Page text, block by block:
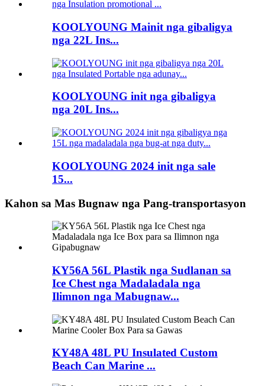
KOOLYOUNG Mainit nga gibaligya
nga 22L Ins...
KOOLYOUNG init nga gibaligya
nga 20L Ins...
KOOLYOUNG 2024 init nga sale
15...
Kahon sa Mas Bugnaw nga Pang-transportasyon
KY56A 56L Plastik nga Sudlanan sa
Ice Chest nga Madaladala nga
Ilimnon nga Mabugnaw...
KY48A 48L PU Insulated Custom
Beach Can Marine ...